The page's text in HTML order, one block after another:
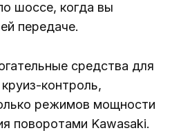
шоссе, когда вы
передаче.
средства для
контроль,
режимов мощности
поворотами Kawasaki.